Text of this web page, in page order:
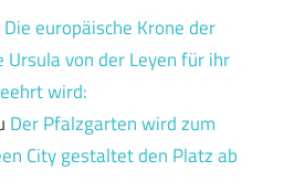
Die europäische Krone der
von der Leyen für ihr
wird:
Der Pfalzgarten wird zum
City gestaltet den Platz ab